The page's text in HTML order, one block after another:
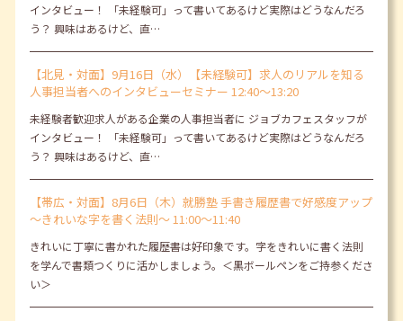
インタビュー！ 「未経験可」って書いてあるけど実際はどうなんだろ
う？ 興味はあるけど、直…
【北見・対面】9月16日（水）【未経験可】求人のリアルを知る
人事担当者へのインタビューセミナー 12:40～13:20
未経験者歓迎求人がある企業の人事担当者に ジョブカフェスタッフが
インタビュー！ 「未経験可」って書いてあるけど実際はどうなんだろ
う？ 興味はあるけど、直…
【帯広・対面】8月6日（木）就勝塾 手書き履歴書で好感度アップ
～きれいな字を書く法則～ 11:00～11:40
きれいに丁寧に書かれた履歴書は好印象です。字をきれいに書く法則
を学んで書類つくりに活かしましょう。＜黒ボールペンをご持参くださ
い＞